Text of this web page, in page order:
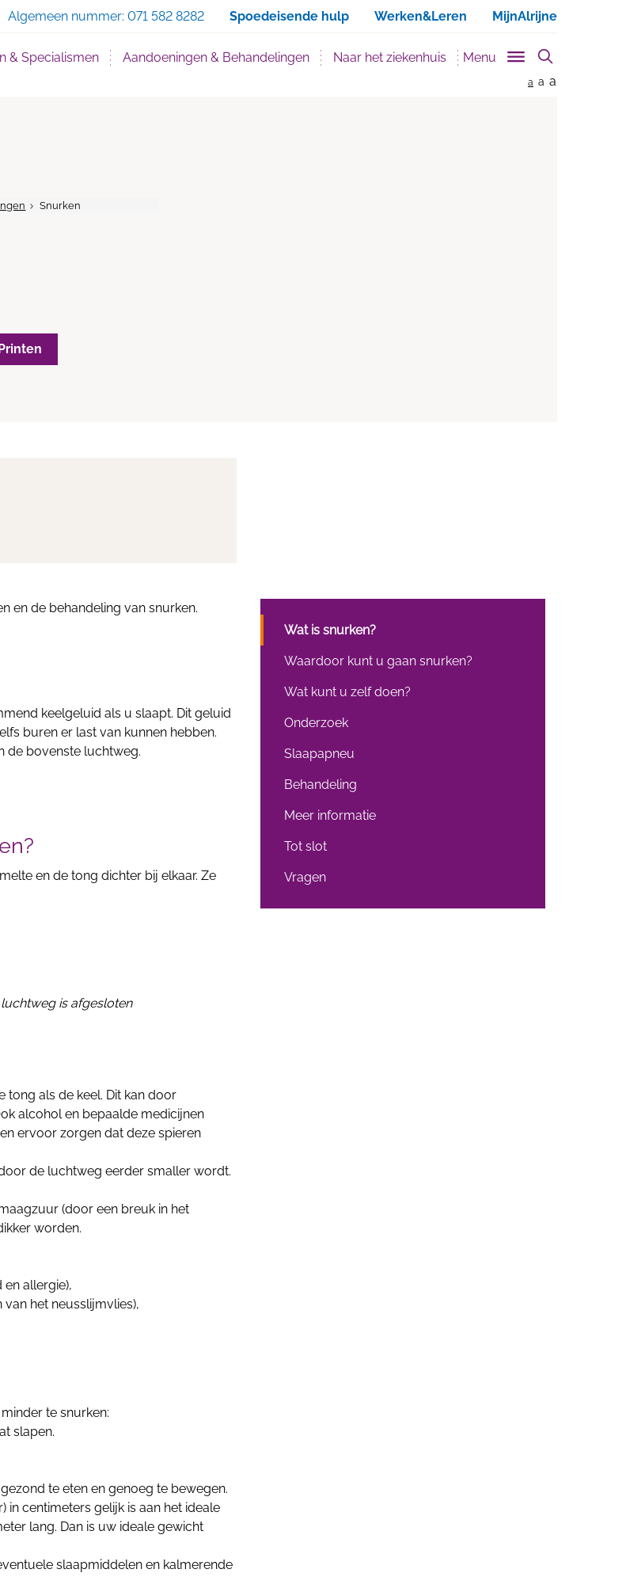
Algemeen nummer: 071 582 8282 Spoedeisende hulp Werken&Leren MijnAlrijne
& Specialismen Aandoeningen & Behandelingen Naar het ziekenhuis Menu
a a a
Snurken
en de behandeling van snurken.
keelgeluid als u slaapt. Dit geluid
buren er last van kunnen hebben.
de bovenste luchtweg.
en de tong dichter bij elkaar. Ze
is afgesloten
tong als de keel. Dit kan door
alcohol en bepaalde medicijnen
ervoor zorgen dat deze spieren
de luchtweg eerder smaller wordt.
(door een breuk in het
worden.
allergie),
het neusslijmvlies),
te snurken:
slapen.
te eten en genoeg te bewegen.
in centimeters gelijk is aan het ideale
lang. Dan is uw ideale gewicht
slaapmiddelen en kalmerende
Wat is snurken?
Waardoor kunt u gaan snurken?
Wat kunt u zelf doen?
Onderzoek
Slaapapneu
Behandeling
Meer informatie
Tot slot
Vragen